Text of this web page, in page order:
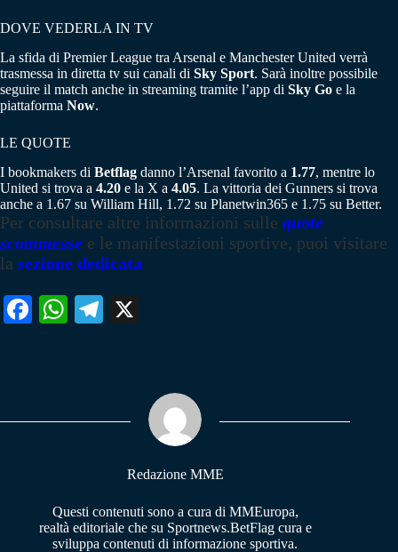
DOVE VEDERLA IN TV
La sfida di Premier League tra Arsenal e Manchester United verrà
trasmessa in diretta tv sui canali di Sky Sport. Sarà inoltre possibile
seguire il match anche in streaming tramite l’app di Sky Go e la
piattaforma Now.
LE QUOTE
I bookmakers di Betflag danno l’Arsenal favorito a 1.77, mentre lo
United si trova a 4.20 e la X a 4.05. La vittoria dei Gunners si trova
anche a 1.67 su William Hill, 1.72 su Planetwin365 e 1.75 su Better.
Per consultare altre informazioni sulle quote
scommesse e le manifestazioni sportive, puoi visitare
la sezione dedicata
Fa W
pp
Te
m
Redazione MME
Questi contenuti sono a cura di MMEuropa,
realtà editoriale che su Sportnews.BetFlag cura e
sviluppa contenuti di informazione sportiva.